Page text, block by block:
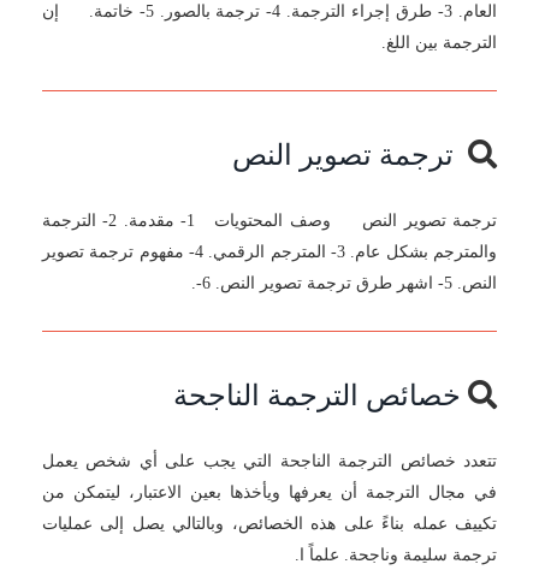
العام. 3- طرق إجراء الترجمة. 4- ترجمة بالصور. 5- خاتمة. إن
الترجمة بين اللغ.
ترجمة تصوير النص
ترجمة تصوير النص وصف المحتويات 1- مقدمة. 2- الترجمة
والمترجم بشكل عام. 3- المترجم الرقمي. 4- مفهوم ترجمة تصوير
النص. 5- اشهر طرق ترجمة تصوير النص. 6-.
خصائص الترجمة الناجحة
تتعدد خصائص الترجمة الناجحة التي يجب على أي شخص يعمل
في مجال الترجمة أن يعرفها ويأخذها بعين الاعتبار، ليتمكن من
تكييف عمله بناءً على هذه الخصائص، وبالتالي يصل إلى عمليات
ترجمة سليمة وناجحة. علماً ا.